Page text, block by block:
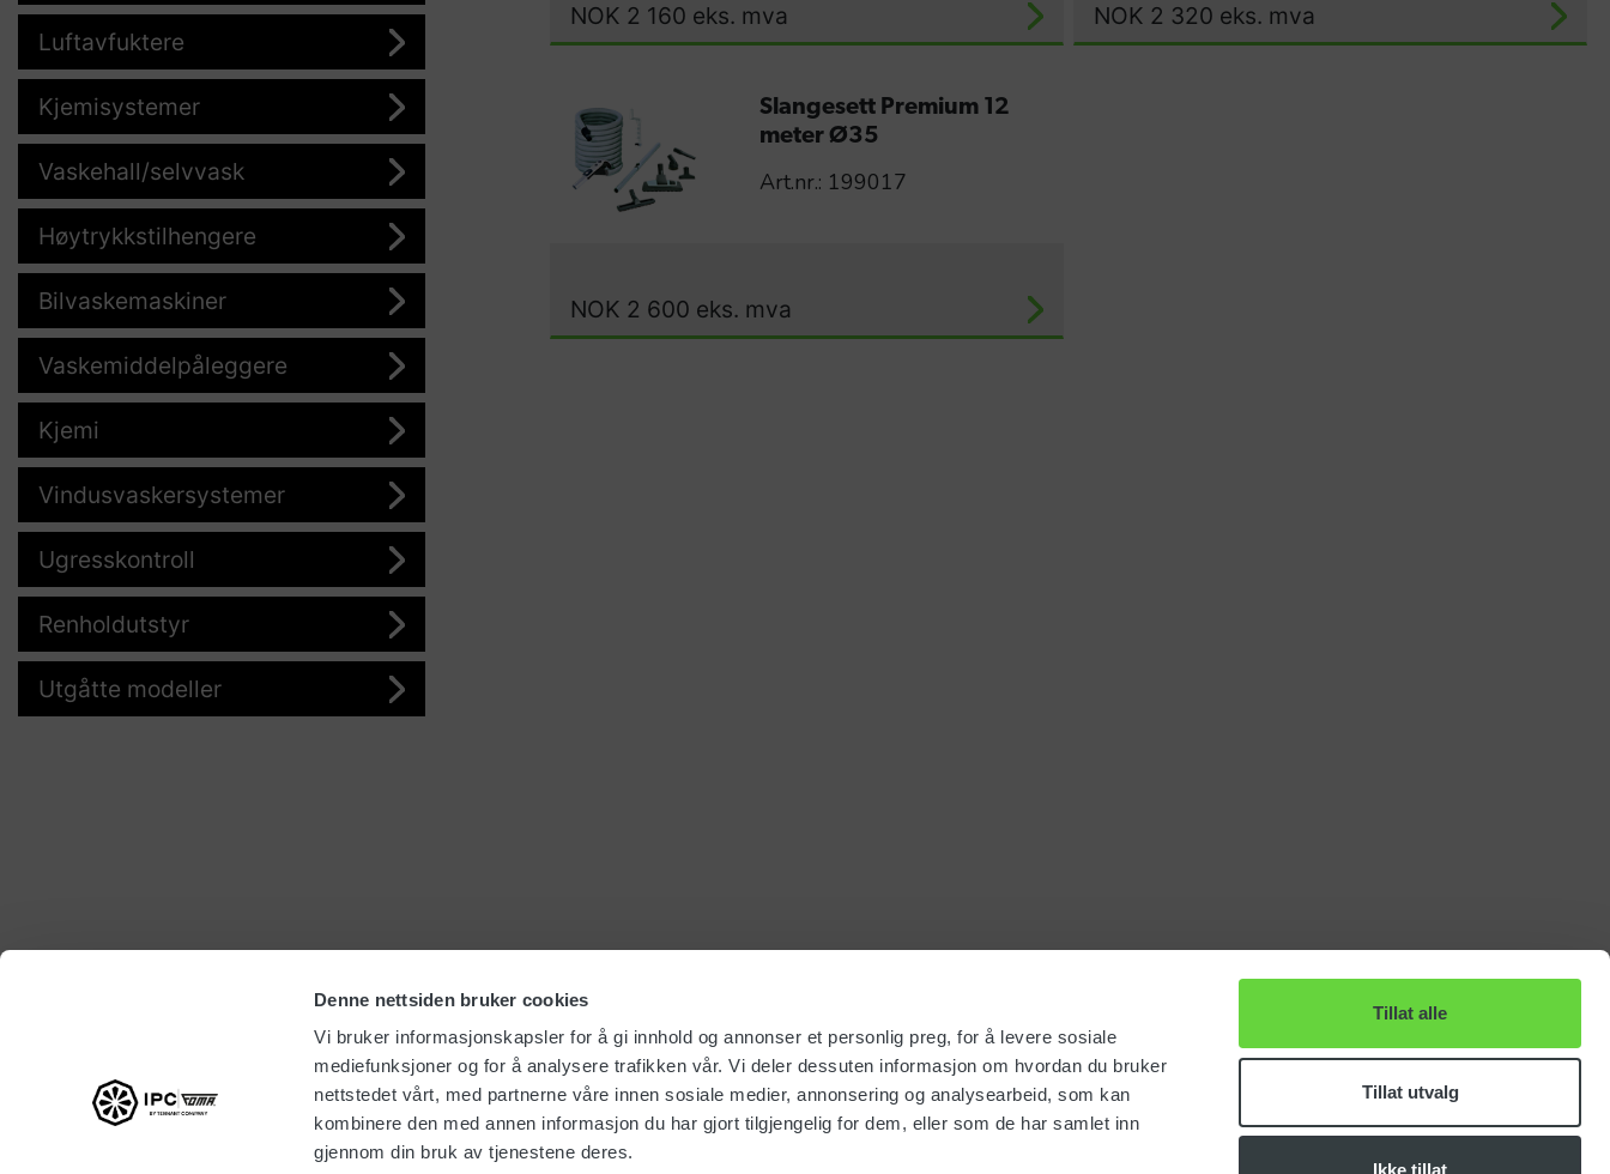
Denne nettsiden bruker cookies
Vi bruker informasjonskapsler for å gi innhold og annonser et personlig preg, for å levere sosiale
mediefunksjoner og for å analysere trafikken vår. Vi deler dessuten informasjon om hvordan du bruker
nettstedet vårt, med partnerne våre innen sosiale medier, annonsering og analysearbeid, som kan
kombinere den med annen informasjon du har gjort tilgjengelig for dem, eller som de har samlet inn
gjennom din bruk av tjenestene deres.
Tillat alle
Tillat utvalg
Ikke tillat
Luftavfuktere
Kjemisystemer
Vaskehall/selvvask
Høytrykkstilhengere
Bilvaskemaskiner
Vaskemiddelpåleggere
Kjemi
Vindusvaskersystemer
Ugresskontroll
Renholdutstyr
Utgåtte modeller
NOK 2 160 eks. mva NOK 2 320 eks. mva
Slangesett Premium 12
meter Ø35
Art.nr.: 199017
NOK 2 600 eks. mva